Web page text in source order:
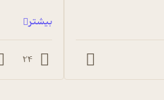
بیشتر
24